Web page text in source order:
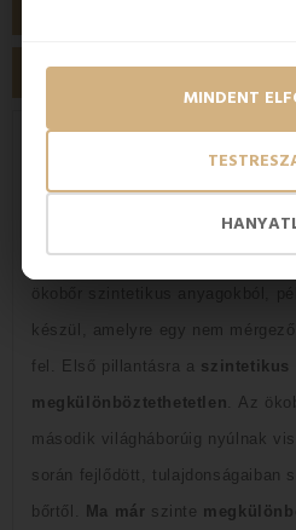
MINDENT
VÁSÁRLÓI
A műbőr azaz ekobőr egyolyan
funkcióival és előnyeivel
készül, amelyre egy nem
fel.
Első pillantásra a szintetikus
megkülönböztethetetlen
Az
második világháborúig nyúlnak
során fejlődött, tulajdonságaiban
bőrtől.
Ma már szinte